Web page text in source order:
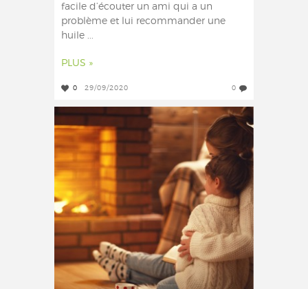
facile d’écouter un ami qui a un
problème et lui recommander une
huile ...
PLUS »
0 29/09/2020 0